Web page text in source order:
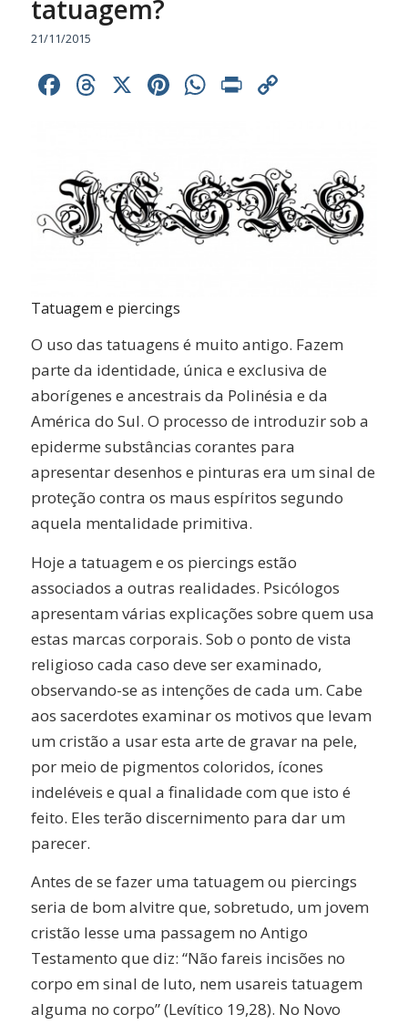
tatuagem?
21/11/2015
Facebook
Threads
X Pinterest
WhatsApp
Print
Tatuagem e piercings
O uso das tatuagens é muito antigo. Fazem
parte da identidade, única e exclusiva de
aborígenes e ancestrais da Polinésia e da
América do Sul. O processo de introduzir sob a
epiderme substâncias corantes para
apresentar desenhos e pinturas era um sinal de
proteção contra os maus espíritos segundo
aquela mentalidade primitiva.
Hoje a tatuagem e os piercings estão
associados a outras realidades. Psicólogos
apresentam várias explicações sobre quem usa
estas marcas corporais. Sob o ponto de vista
religioso cada caso deve ser examinado,
observando-se as intenções de cada um. Cabe
aos sacerdotes examinar os motivos que levam
um cristão a usar esta arte de gravar na pele,
por meio de pigmentos coloridos, ícones
indeléveis e qual a finalidade com que isto é
feito. Eles terão discernimento para dar um
parecer.
Antes de se fazer uma tatuagem ou piercings
seria de bom alvitre que, sobretudo, um jovem
cristão lesse uma passagem no Antigo
Testamento que diz: “Não fareis incisões no
corpo em sinal de luto, nem usareis tatuagem
alguma no corpo” (Levítico 19,28). No Novo